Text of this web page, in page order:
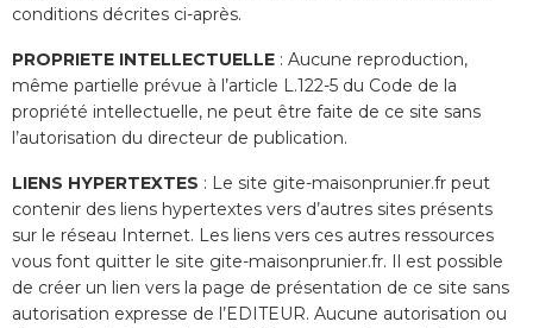
conditions décrites ci-après.
PROPRIETE INTELLECTUELLE : Aucune reproduction,
même partielle prévue à l’article L.122-5 du Code de la
propriété intellectuelle, ne peut être faite de ce site sans
l’autorisation du directeur de publication.
LIENS HYPERTEXTES : Le site gite-maisonprunier.fr peut
contenir des liens hypertextes vers d’autres sites présents
sur le réseau Internet. Les liens vers ces autres ressources
vous font quitter le site gite-maisonprunier.fr. Il est possible
de créer un lien vers la page de présentation de ce site sans
autorisation expresse de l’EDITEUR. Aucune autorisation ou